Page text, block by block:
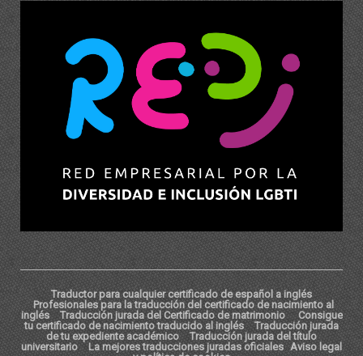
Traductor para cualquier certificado de español a inglés
Profesionales para la traducción del certificado de nacimiento al
inglés
Traducción jurada del Certificado de matrimonio
Consigue
tu certificado de nacimiento traducido al inglés
Traducción jurada
de tu expediente académico
Traducción jurada del título
universitario
La mejores traducciones juradas oficiales Aviso legal